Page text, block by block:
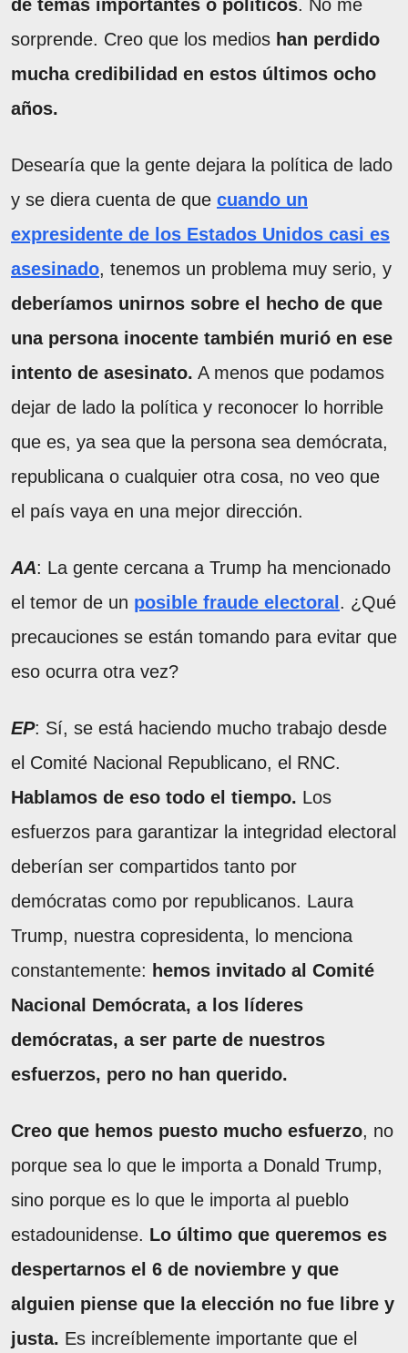
de temas importantes o políticos. No me
sorprende. Creo que los medios han perdido
mucha credibilidad en estos últimos ocho
años.
Desearía que la gente dejara la política de lado
y se diera cuenta de que cuando un
expresidente de los Estados Unidos casi es
asesinado, tenemos un problema muy serio, y
deberíamos unirnos sobre el hecho de que
una persona inocente también murió en ese
intento de asesinato. A menos que podamos
dejar de lado la política y reconocer lo horrible
que es, ya sea que la persona sea demócrata,
republicana o cualquier otra cosa, no veo que
el país vaya en una mejor dirección.
AA: La gente cercana a Trump ha mencionado
el temor de un posible fraude electoral . ¿Qué
precauciones se están tomando para evitar que
eso ocurra otra vez?
EP: Sí, se está haciendo mucho trabajo desde
el Comité Nacional Republicano, el RNC.
Hablamos de eso todo el tiempo. Los
esfuerzos para garantizar la integridad electoral
deberían ser compartidos tanto por
demócratas como por republicanos. Laura
Trump, nuestra copresidenta, lo menciona
constantemente: hemos invitado al Comité
Nacional Demócrata, a los líderes
demócratas, a ser parte de nuestros
esfuerzos, pero no han querido.
Creo que hemos puesto mucho esfuerzo, no
porque sea lo que le importa a Donald Trump,
sino porque es lo que le importa al pueblo
estadounidense. Lo último que queremos es
despertarnos el 6 de noviembre y que
alguien piense que la elección no fue libre y
justa. Es increíblemente importante que el